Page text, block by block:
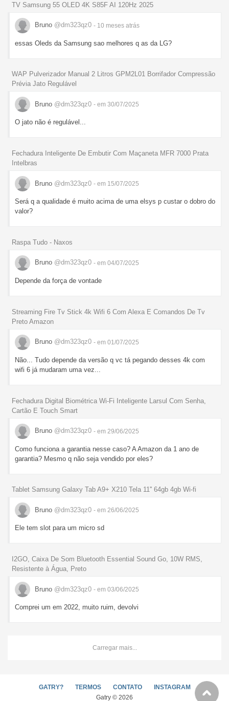
TV Samsung 55 OLED 4K S85F AI 120Hz 2025
Bruno @dm323qz0 - 10 meses atrás
essas Oleds da Samsung sao melhores q as da LG?
WAP Pulverizador Manual 2 Litros GPM2L01 Borrifador Compressão
Prévia Jato Regulável
Bruno @dm323qz0 - em 30/07/2025
O jato não é regulável...
Fechadura Inteligente De Embutir Com Maçaneta MFR 7000 Prata
Intelbras
Bruno @dm323qz0 - em 15/07/2025
Será q a qualidade é muito acima de uma elsys p custar o dobro do
valor?
Raspa Tudo - Naxos
Bruno @dm323qz0 - em 04/07/2025
Depende da força de vontade
Streaming Fire Tv Stick 4k Wifi 6 Com Alexa E Comandos De Tv
Preto Amazon
Bruno @dm323qz0 - em 01/07/2025
Não... Tudo depende da versão q vc tá pegando desses 4k com
wifi 6 já mudaram uma vez...
Fechadura Digital Biométrica Wi-Fi Inteligente Larsul Com Senha,
Cartão E Touch Smart
Bruno @dm323qz0 - em 29/06/2025
Como funciona a garantia nesse caso? A Amazon da 1 ano de
garantia? Mesmo q não seja vendido por eles?
Tablet Samsung Galaxy Tab A9+ X210 Tela 11'' 64gb 4gb Wi-fi
Bruno @dm323qz0 - em 26/06/2025
Ele tem slot para um micro sd
I2GO, Caixa De Som Bluetooth Essential Sound Go, 10W RMS,
Resistente à Água, Preto
Bruno @dm323qz0 - em 03/06/2025
Comprei um em 2022, muito ruim, devolvi
Carregar mais...
GATRY? TERMOS CONTATO
INSTAGRAM
Gatry © 2026